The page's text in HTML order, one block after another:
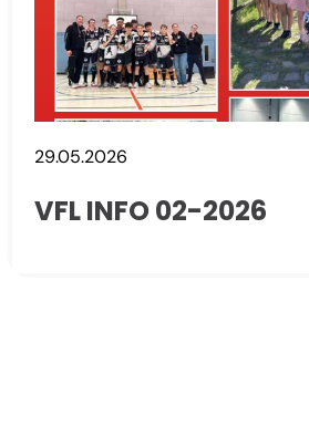
29.05.2026
VFL INFO 02-2026